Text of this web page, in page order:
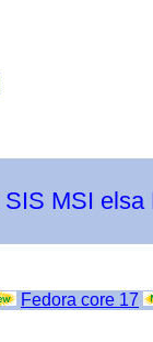
SIS MSI elsa
Fedora core 17